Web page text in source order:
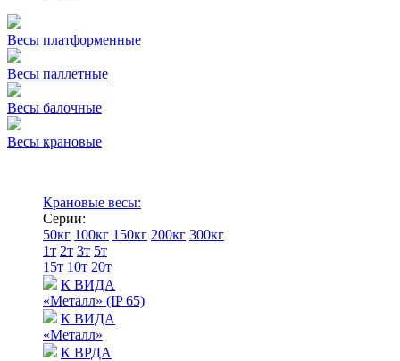
Весы платформенные
Весы паллетные
Весы балочные
Весы крановые
Крановые весы:
Серии:
50кг 100кг 150кг 200кг 300кг
1т 2т 3т 5т
15т 10т 20т
К ВИДА
«Металл» (IP 65)
К ВИДА
«Металл»
К ВРДА